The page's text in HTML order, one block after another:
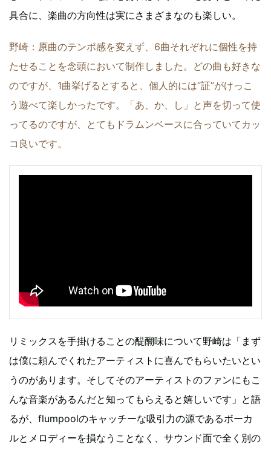
具合に、楽曲の方向性は実にさまざまなのも楽しい。
野崎：原曲のテンポ感を変えず、6曲それぞれに個性を持
たせることを念頭において制作しました。どの曲も好きな
のですが、1曲挙げるとすると、個人的には“証”がけっこ
う遊べて楽しかったです。「あ、か、し」と声を切って使
ってるのですが、とてもドラムンベースに合っていてカッ
コ良いです。
リミックスを手掛けることの醍醐味について野崎は「まず
は僕に頼んでくれたアーティストに喜んでもらいたいとい
うのがあります。そしてそのアーティストのファンにもこ
んな音楽があるんだと知ってもらえると嬉しいです」と語
るが、flumpoolのキャッチーな吸引力の源であるボーカ
ルとメロディーを損なうことなく、サウンド面で全く別の